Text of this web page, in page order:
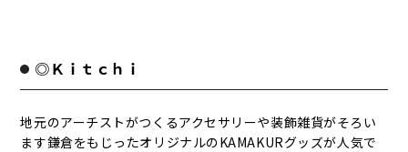
◎Ｋｉｔｃｈｉ
地元のアーチストがつくるアクセサリーや装飾雑貨がそろい
ます鎌倉をもじったオリジナルのKAMAKURグッズが人気で